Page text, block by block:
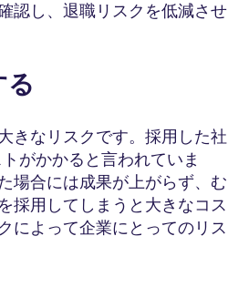
認し、退職リスクを低減させ
きなリスクです。採用した社
がかかると言われていま
場合には成果が上がらず、む
採用してしまうと大きなコス
によって企業にとってのリス